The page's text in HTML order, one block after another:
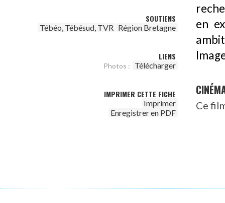
SOUTIENS
Tébéo, Tébésud, TVR Région Bretagne
LIENS
Photos : Télécharger
IMPRIMER CETTE FICHE
Imprimer
Enregistrer en PDF
en
Ce